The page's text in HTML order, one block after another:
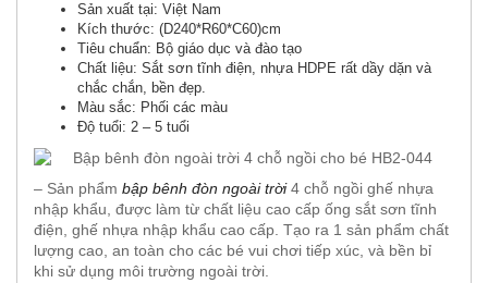
Sản xuất tại: Việt Nam
Kích thước: (D240*R60*C60)cm
Tiêu chuẩn: Bộ giáo dục và đào tạo
Chất liệu: Sắt sơn tĩnh điện, nhựa HDPE rất dầy dặn và
chắc chắn, bền đẹp.
Màu sắc: Phối các màu
Độ tuổi: 2 – 5 tuổi
– Sản phẩm bập bênh đòn ngoài trời4 chỗ ngồi ghế nhựa
nhập khẩu, được làm từ chất liệu cao cấp ống sắt sơn tĩnh
điện, ghế nhựa nhập khẩu cao cấp. Tạo ra 1 sản phẩm chất
lượng cao, an toàn cho các bé vui chơi tiếp xúc, và bền bỉ
khi sử dụng môi trường ngoài trời.